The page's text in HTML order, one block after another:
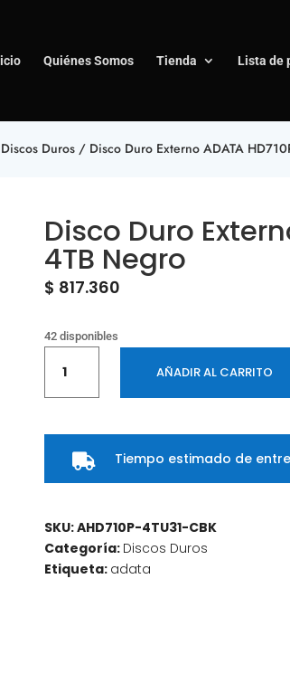
Quiénes Somos Tienda Lista de
Discos Duros / Disco Duro Externo ADATA
Disco Duro
4TB Negro
$ 817.360
42 disponibles
Duro
Externo
HD710P
Negro
AÑADIR AL CARRITO
 Tiempo estimado de
SKU:AHD710P-4TU31-CBK
Categoría: Discos Duros
Etiqueta: adata